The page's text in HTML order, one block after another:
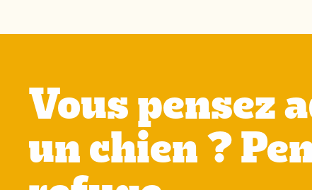
Vous pensez
un chien ?